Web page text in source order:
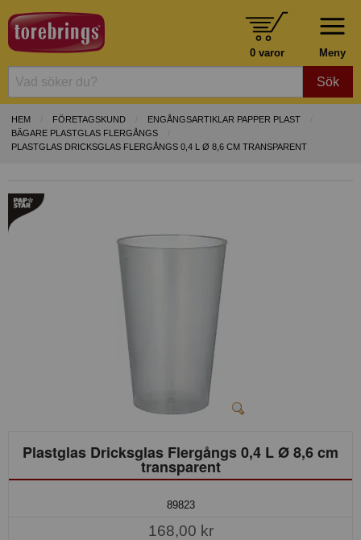
Meny
0 varor
Sök
HEM FÖRETAGSKUND
ENGÅNGSARTIKLAR PAPPER PLAST
BÄGARE PLASTGLAS FLERGÅNGS
PLASTGLAS DRICKSGLAS FLERGÅNGS 0,4 L Ø 8,6 CM TRANSPARENT
Plastglas Dricksglas Flergångs 0,4 L Ø 8,6 cm
transparent
89823
168,00 kr